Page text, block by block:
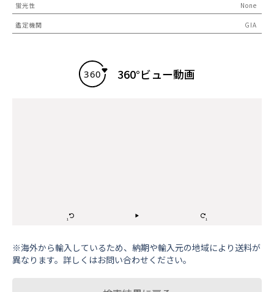
蛍光性 None
鑑定機関 GIA
360°ビュー動画
※海外から輸⼊しているため、納期や輸⼊元の地域により送料が
異なります。詳しくはお問い合わせください。